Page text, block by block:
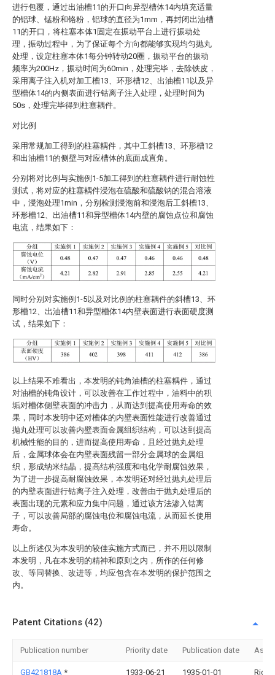
进行包覆，通过出油槽11的开口向异型槽体14内填充适量
的铝球、锰粉和铬粉，铝球的直径为1mm，再封闭出油槽
11的开口，将柱塞本体1固定在振动平台上进行振动处
理，振动过程中，为了保证每个方向都能够实现均匀抛丸
处理，设定柱塞本体1每分钟转动20圈，振动平台的振动
频率为200Hz，振动时间为60min，处理完毕，去除铁皮，
采用离子注入机对加工槽13、环形槽12、出油槽11以及异
型槽体14的内侧表面进行钴离子注入处理，处理时间为
50s，处理完毕得到柱塞耦件。
对比例
采用常规加工得到的柱塞耦件，其中工斜槽13、环形槽12
和出油槽11的侧壁与对应槽体的底面成直角。
分别将对比例与实施例1-5加工得到的柱塞耦件进行耐蚀性
测试，将对应的柱塞耦件浸泡在硫酸和硫酸钠的混合溶液
中，浸泡处理1min，分别检测浸泡前和浸泡后工斜槽13、
环形槽12、出油槽11和异型槽体14内壁的腐蚀点位和腐蚀
电流，结果如下：
同时分别对实施例1-5以及对比例的柱塞耦件的斜槽13、环
形槽12、出油槽11和异型槽体14内壁表面进行表面硬度测
试，结果如下：
以上结果不难看出，本发明的钝角油槽的柱塞耦件，通过
对油槽的钝角设计，可以改善在工作过程中，油料中的积
垢对槽体侧壁表面的冲击力，从而达到提高使用寿命的效
果，同时本发明中还对槽体的内壁表面性能进行改善通过
抛丸处理可以改善内壁表面金属组织结构，可以达到提高
机械性能的目的，进而提高使用寿命，且经过抛丸处理
后，金属球体会在内壁表面残留一部分金属球的金属组
织，形成纳米结晶，提高结构强度和电化学耐腐蚀效果，
为了进一步提高耐腐蚀效果，本发明还对经过抛丸处理后
的内壁表面进行钴离子注入处理，改善由于抛丸处理后的
表面出现的元素和应力集中问题，通过该方法渗入钴离
子，可以改善局部的腐蚀电位和腐蚀电流，从而延长使用
寿命。
以上所述仅为本发明的较佳实施方式而已，并不用以限制
本发明，凡在本发明的精神和原则之内，所作的任何修
改、等同替换、改进等，均应包含在本发明的保护范围之
内。
Patent Citations (42)
Publication number Priority date Publication date
GB421818A * 1933-06-21 1935-01-01